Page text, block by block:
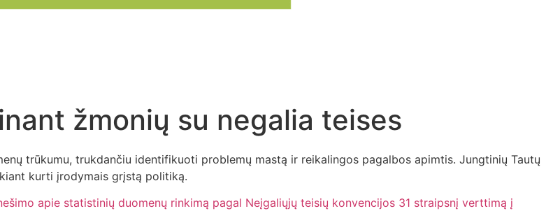
žmonių su negalia teises
trūkumu, trukdančiu identifikuoti problemų mastą ir reikalingos pagalbos apimtis. Jungtinių Tautų
kurti įrodymais grįstą politiką.
apie statistinių duomenų rinkimą pagal Neįgaliųjų teisių konvencijos 31 straipsnį verttimą į